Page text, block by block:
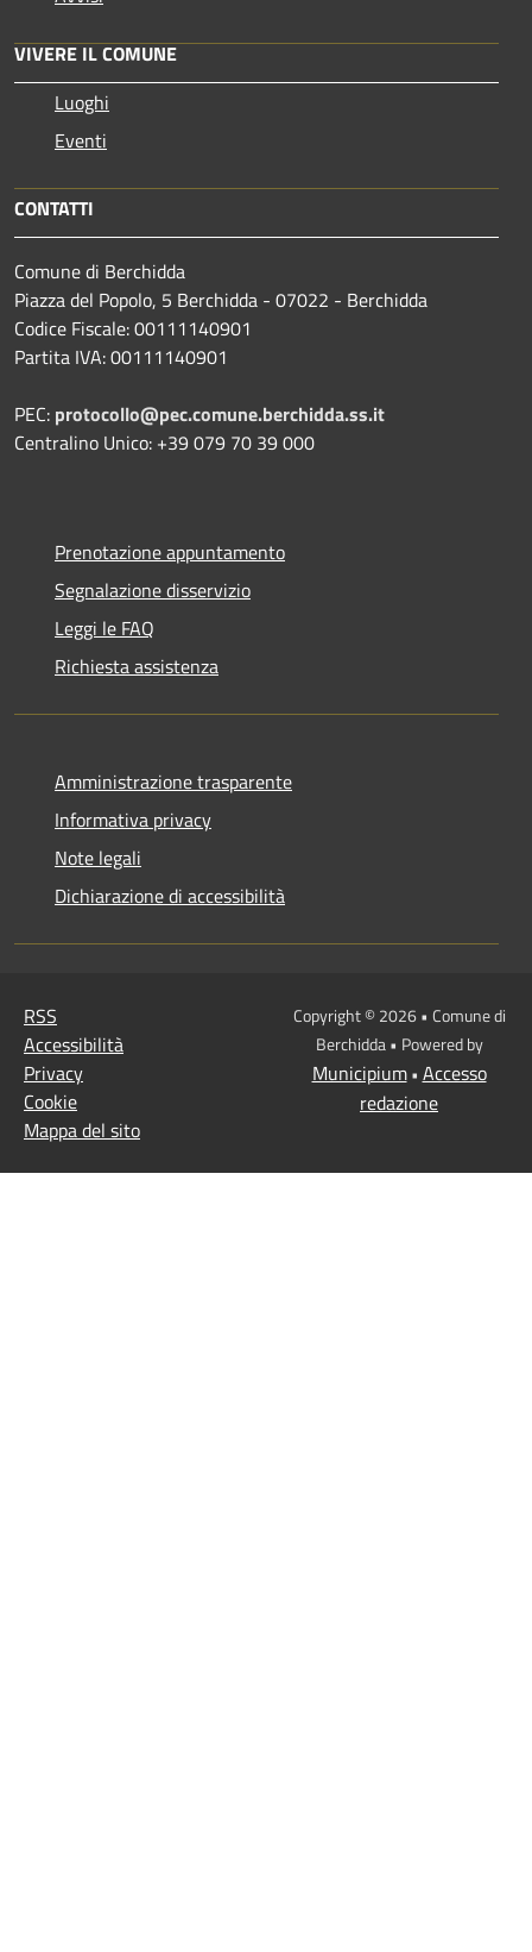
VIVERE IL COMUNE
Luoghi
Eventi
CONTATTI
Comune di Berchidda
Piazza del Popolo, 5 Berchidda - 07022 - Berchidda
Codice Fiscale: 00111140901
Partita IVA: 00111140901
PEC: protocollo@pec.comune.berchidda.ss.it
Centralino Unico: +39 079 70 39 000
Prenotazione appuntamento
Segnalazione disservizio
Leggi le FAQ
Richiesta assistenza
Amministrazione trasparente
Informativa privacy
Note legali
Dichiarazione di accessibilità
RSS
Accessibilità
Privacy
Cookie
Mappa del sito
Copyright © 2026 • Comune di
Berchidda • Powered by
Municipium• Accesso
redazione